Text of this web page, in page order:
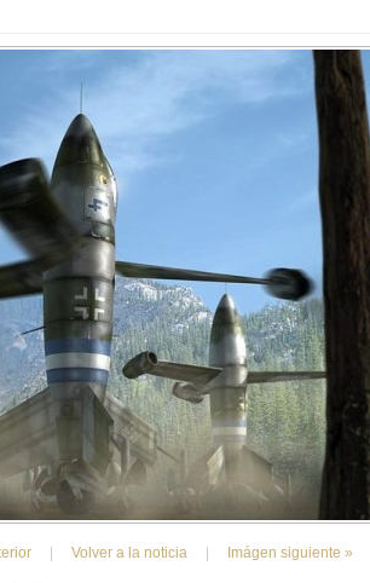
Volver a la noticia Imágen siguiente »